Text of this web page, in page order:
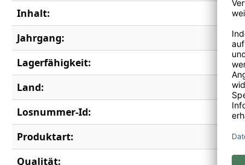
Inhalt:
Jahrgang:
Lagerfähigkeit:
2
Land:
Losnummer-Id:
Produktart:
Qualität: